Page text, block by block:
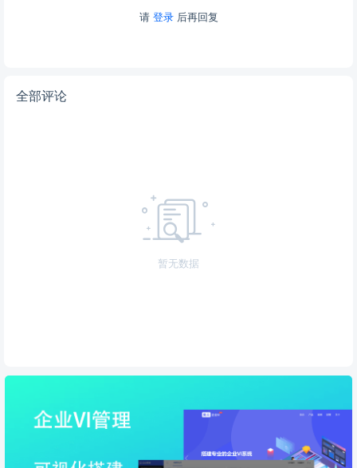
请 登录后再回复
全部评论
暂无数据